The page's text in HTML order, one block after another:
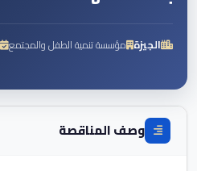
الجيزة مؤسسة تنمية الطفل والمجتمع
وصف المناقصة